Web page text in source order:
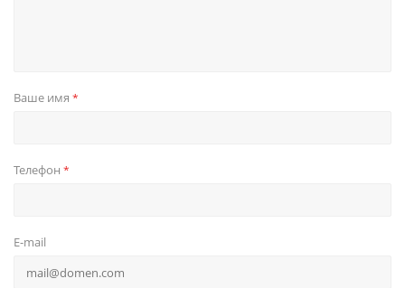
Ваше имя *
Телефон *
E-mail